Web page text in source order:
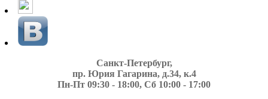
Санкт-Петербург,
пр. Юрия Гагарина, д.34, к.4
Пн-Пт 09:30 - 18:00, Сб 10:00 - 17:00